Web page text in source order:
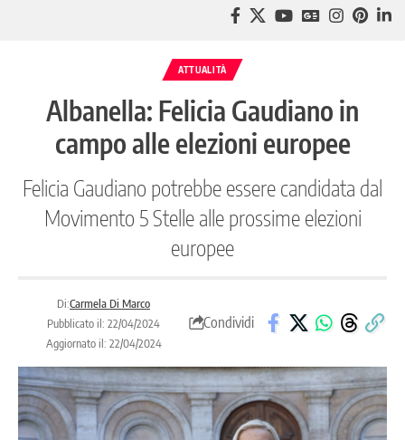
ATTUALITÀ
Albanella: Felicia Gaudiano in
campo alle elezioni europee
Felicia Gaudiano potrebbe essere candidata dal
Movimento 5 Stelle alle prossime elezioni
europee
Di:Carmela Di Marco
Pubblicato il: 22/04/2024
Aggiornato il: 22/04/2024
Condividi